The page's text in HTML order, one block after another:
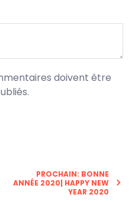
doivent être
PROCHAIN: BONNE
ANNÉE 2020| HAPPY NEW
YEAR 2020